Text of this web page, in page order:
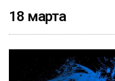
18 марта